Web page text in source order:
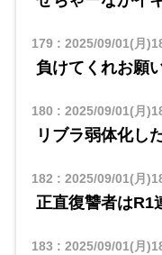
179: 2025/09/01(月
負けてくれお願
180 : 2025/09/01(月
リブラ弱体化し
182 : 2025/09/01(月
正直復讐者は
183 : 2025/09/01(月